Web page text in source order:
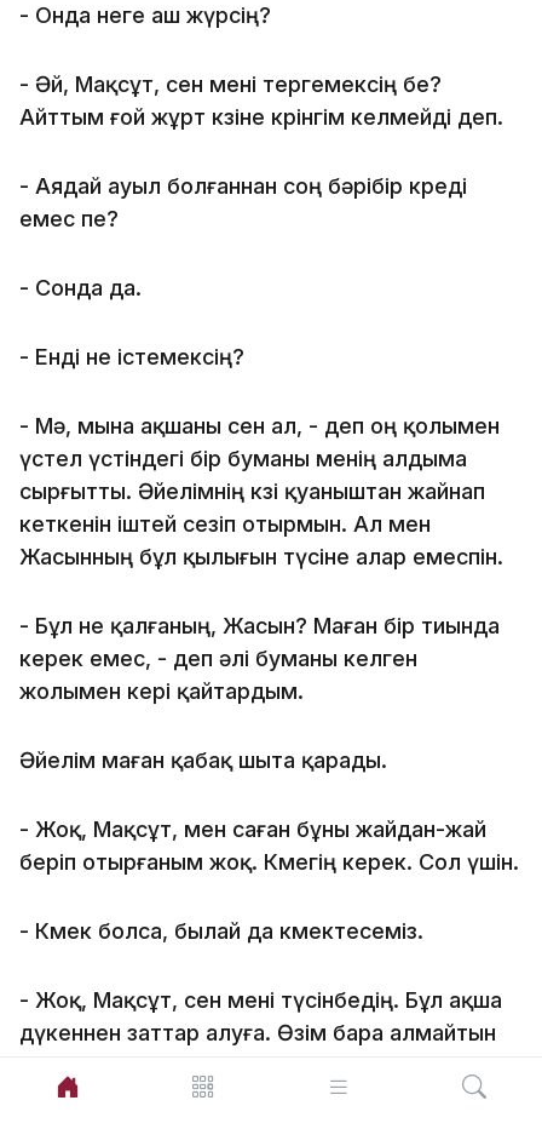
- Онда неге аш жүрсің?
- Әй, Мақсұт, сен мені тергемексің бе?
Айттым ғой жұрт көзіне көрінгім келмейді деп.
- Аядай ауыл болғаннан соң бәрібір көреді
емес пе?
- Сонда да.
- Енді не істемексің?
- Мә, мына ақшаны сен ал, - деп оң қолымен
үстел үстіндегі бір буманы менің алдыма
сырғытты. Әйелімнің көзі қуаныштан жайнап
кеткенін іштей сезіп отырмын. Ал мен
Жасынның бұл қылығын түсіне алар емеспін.
- Бұл не қалғаның, Жасын? Маған бір тиында
керек емес, - деп әлі буманы келген
жолымен кері қайтардым.
Әйелім маған қабақ шыта қарады.
- Жоқ, Мақсұт, мен саған бұны жайдан-жай
беріп отырғаным жоқ. Көмегің керек. Сол үшін.
- Көмек болса, былай да көмектесеміз.
- Жоқ, Мақсұт, сен мені түсінбедің. Бұл ақша
дүкеннен заттар алуға. Өзім бара алмайтын
деп ет табақтың арасымен қайта маған